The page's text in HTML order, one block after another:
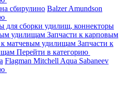
сбирулино BalzerAmundson
для сборки удилищ, коннекторы
удилищам Запчасти к карповым
к матчевым удилищам Запчасти к
Перейти в категорию
Flagman Mitchell Aqua Sabaneev